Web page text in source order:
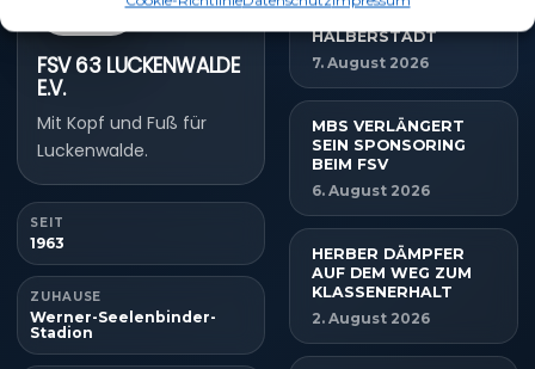
FSV 63 LUCKENWALDE
E.V.
Mit Kopf und Fuß für
Luckenwalde.
SEIT
1963
ZUHAUSE
Werner-Seelenbinder-
Stadion
HALBERSTADT
7. August 2026
MBS VERLÄNGERT
SEIN SPONSORING
BEIM FSV
6. August 2026
HERBER DÄMPFER
AUF DEM WEG ZUM
KLASSENERHALT
2. August 2026